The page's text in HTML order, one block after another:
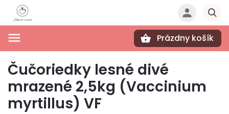
Prázdny košík
Čučoriedky lesné divé
mrazené 2,5kg (Vaccinium
myrtillus) VF